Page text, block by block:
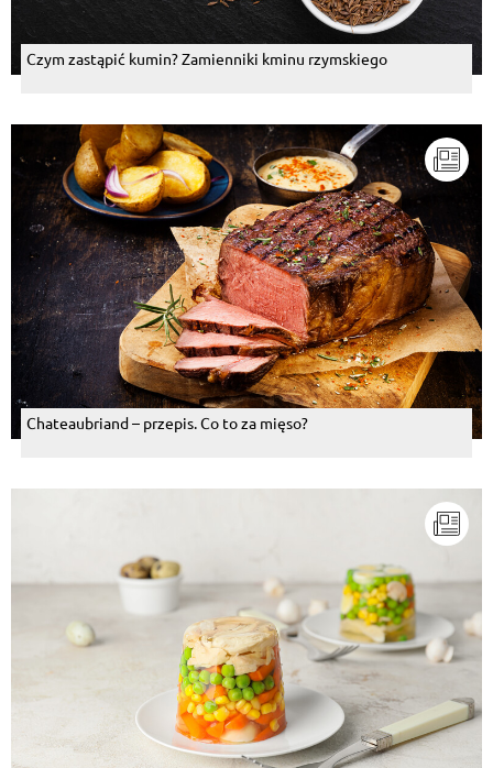
Czym zastąpić kumin? Zamienniki kminu rzymskiego
Chateaubriand – przepis. Co to za mięso?